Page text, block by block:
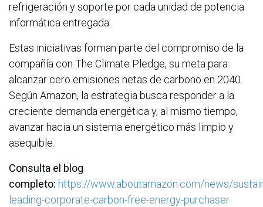
refrigeración y soporte por cada unidad de potencia
informática entregada.
Estas iniciativas forman parte del compromiso de la
compañía con The Climate Pledge, su meta para
alcanzar cero emisiones netas de carbono en 2040.
Según Amazon, la estrategia busca responder a la
creciente demanda energética y, al mismo tiempo,
avanzar hacia un sistema energético más limpio y
asequible.
Consulta el blog
completo: https://www.aboutamazon.com/news/
leading-corporate-carbon-free-energy-purchaser